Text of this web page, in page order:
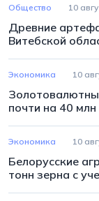
Общество 10
Древние
Витебской
Экономика 10
почти на 40
Экономика 10
Белорусские
тонн зерна с